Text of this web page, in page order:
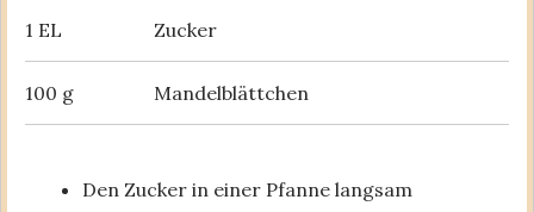
1 EL Zucker
100 g Mandelblättchen
Den Zucker in einer Pfanne langsam